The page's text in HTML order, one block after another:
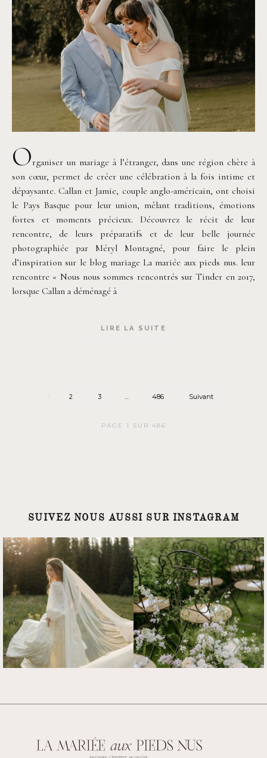
Organiser un mariage à l’étranger, dans une région chère à
son cœur, permet de créer une célébration à la fois intime et
dépaysante. Callan et Jamie, couple anglo-américain, ont choisi
le Pays Basque pour leur union, mêlant traditions, émotions
fortes et moments précieux. Découvrez le récit de leur
rencontre, de leurs préparatifs et de leur belle journée
photographiée par Méryl Montagné, pour faire le plein
d’inspiration sur le blog mariage La mariée aux pieds nus. leur
rencontre « Nous nous sommes rencontrés sur Tinder en 2017,
lorsque Callan a déménagé à
LIRE LA SUITE
2 3 … 486 Suivant
PAGE 1 SUR 486
SUIVEZ NOUS AUSSI SUR INSTAGRAM